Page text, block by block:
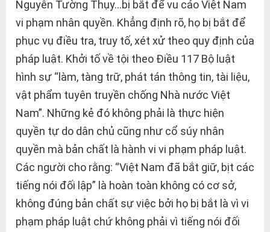
Nguyễn Tường Thụy…bị bắt để vu cáo Việt Nam
vi phạm nhân quyền. Khẳng định rõ, họ bị bắt để
phục vụ điều tra, truy tố, xét xử theo quy định của
pháp luật. Khởi tố về tội theo Điều 117 Bộ luật
hình sự “làm, tàng trữ, phát tán thông tin, tài liệu,
vật phẩm tuyên truyền chống Nhà nước Việt
Nam”. Những kẻ đó không phải là thực hiện
quyền tự do dân chủ cũng như cổ súy nhân
quyền mà bản chất là hành vi vi phạm pháp luật.
Các người cho rằng: “Việt Nam đã bắt giữ, bịt các
tiếng nói đối lập” là hoàn toàn không có cơ sở,
không đúng bản chất sự việc bởi họ bị bắt là vì vi
phạm pháp luật chứ không phải vì tiếng nói đối